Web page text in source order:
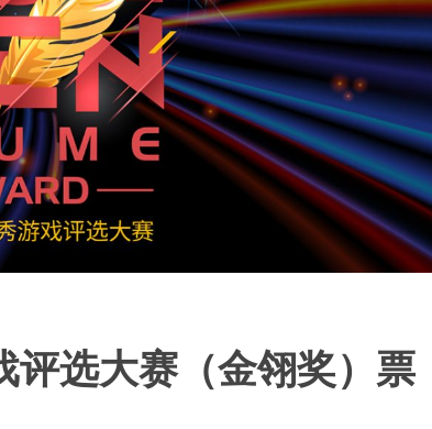
评选大赛（金翎奖）票